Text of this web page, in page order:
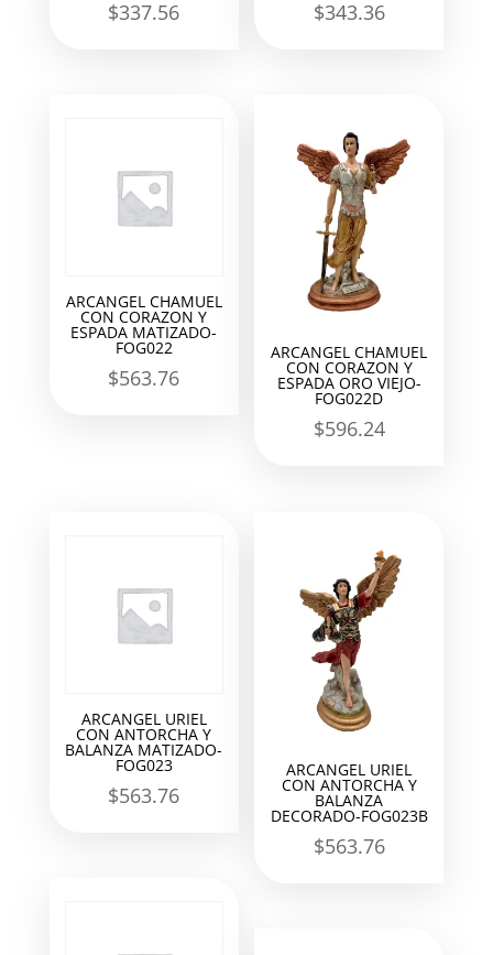
$337.56 $343.36
ARCANGEL CHAMUEL
CON CORAZON Y
ESPADA MATIZADO-
FOG022
$563.76
ARCANGEL CHAMUEL
CON CORAZON Y
ESPADA ORO VIEJO-
FOG022D
$596.24
ARCANGEL URIEL
CON ANTORCHA Y
BALANZA MATIZADO-
FOG023
$563.76
ARCANGEL URIEL
CON ANTORCHA Y
BALANZA
DECORADO-FOG023B
$563.76